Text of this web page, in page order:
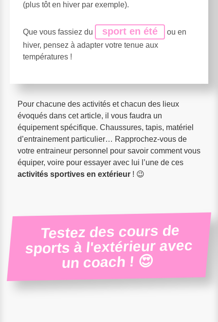
(plus tôt en hiver par exemple).
Que vous fassiez du sport en été
ou en
hiver, pensez à adapter votre tenue aux
températures !
Pour chacune des activités et chacun des lieux
évoqués dans cet article, il vous faudra un
équipement spécifique. Chaussures, tapis, matériel
d’entrainement particulier… Rapprochez-vous de
votre entraineur personnel pour savoir comment vous
équiper, voire pour essayer avec lui l’une de ces
activités sportives en extérieur ! 😉
Testez des cours de
sports à l'extérieur avec
un coach ! 😍